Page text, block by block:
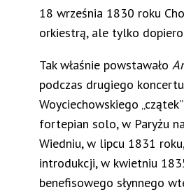
18 września 1830 roku
orkiestrą, ale tylko
Tak właśnie powstawało
podczas drugiego
Woyciechowskiego
fortepian solo, w Paryżu
Wiedniu, w lipcu 1831
introdukcji, w kwietniu
benefisowego słynnego